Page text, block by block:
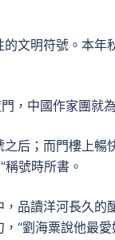
文明符號。本
，中國作家團就
后；而門樓上暢
號時所書。
品讀洋河長久
“劉海粟說他最